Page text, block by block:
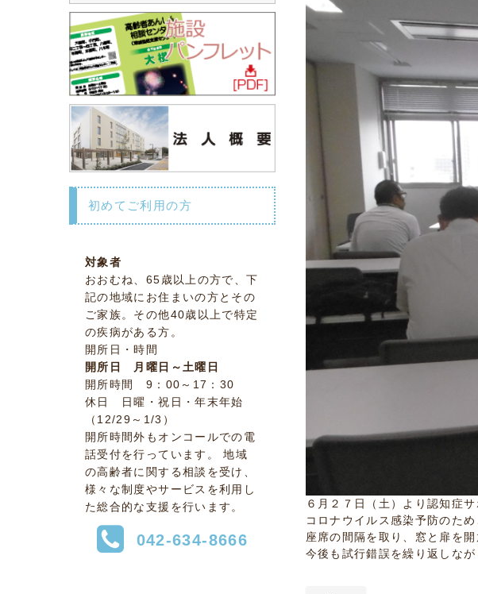
６月２７日（土）より認知症
コロナウイルス感染予防のた
座席の間隔を取り、窓と扉を
今後も試行錯誤を繰り返しな
初めてご利用の方
対象者
おおむね、65歳以上の方で、下
記の地域にお住まいの方とその
ご家族。その他40歳以上で特定
の疾病がある方。
開所日・時間
開所日 月曜日～土曜日
開所時間 9：00～17：30
休日 日曜・祝日・年末年始
（12/29～1/3）
開所時間外もオンコールでの電
話受付を行っています。 地域
の高齢者に関する相談を受け、
様々な制度やサービスを利用し
た総合的な支援を行います。
042-634-8666